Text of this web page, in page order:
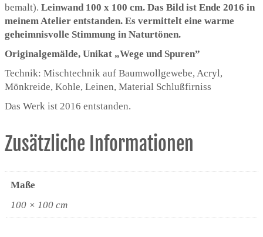
bemalt). Leinwand 100 x 100 cm. Das Bild ist Ende 2016 in
meinem Atelier entstanden. Es vermittelt eine warme
geheimnisvolle Stimmung in Naturtönen.
Originalgemälde, Unikat „Wege und Spuren”
Technik: Mischtechnik auf Baumwollgewebe, Acryl,
Mönkreide, Kohle, Leinen, Material Schlußfirniss
Das Werk ist 2016 entstanden.
Zusätzliche Informationen
Maße
100 × 100 cm